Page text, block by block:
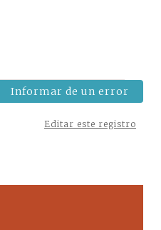
Informar de un error
Editar este registro